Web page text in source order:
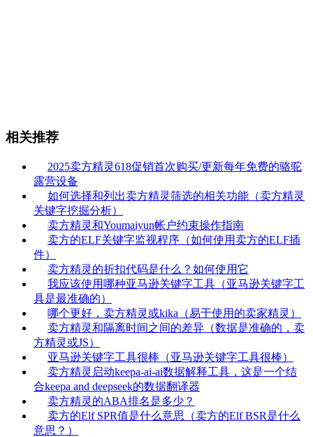
相关推荐
2025卖方精灵618促销首次购买/更新每年免费的骆驼
露营设备
如何选择和列出卖方精灵筛选的相关功能（卖方精灵
关键字挖掘分析）
卖方精灵和Youmaiyun帐户约束操作指南
卖方的ELF关键字监视程序（如何使用卖方的ELF插
件）
卖方精灵的折扣代码是什么？如何使用它
我应该使用哪种亚马逊关键字工具（亚马逊关键字工
具是最准确的）
哪个更好，卖方精灵或kika（易于使用的卖家精灵）
卖方精灵和隔离时间之间的差异（数据是准确的，卖
方精灵或JS）
亚马逊关键字工具很棒（亚马逊关键字工具很棒）
卖方精灵启动keepa-ai-ai数据解释工具，这是一个结
合keepa and deepseek的数据翻译器
卖方精灵的ABA排名是多少？
卖方的Elf SPR值是什么意思（卖方的Elf BSR是什么
意思？）